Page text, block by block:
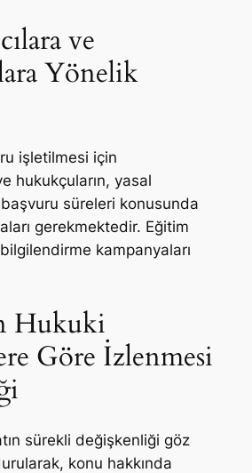
ve
Yönelik
işletilmesi için
hukukçuların, yasal
süreleri konusunda
gerekmektedir. Eğitim
kampanyaları
Hukuki
Göre İzlenmesi
sürekli değişkenliği göz
konu hakkında